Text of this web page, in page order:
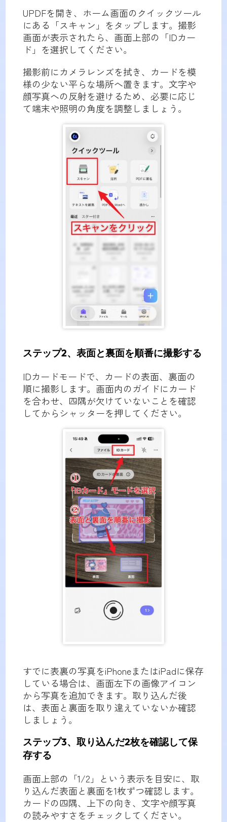
UPDFを開き、ホーム画面のクイックツール
にある「スキャン」をタップします。撮影
画面が表示されたら、画面上部の「IDカー
ド」を選択してください。
撮影前にカメラレンズを拭き、カードを模
様の少ない平らな場所へ置きます。文字や
顔写真への反射を避けるため、必要に応じ
て端末や照明の角度を調整しましょう。
ステップ2、表面と裏面を順番に撮影する
IDカードモードで、カードの表面、裏面の
順に撮影します。画面内のガイドにカード
を合わせ、四隅が欠けていないことを確認
してからシャッターを押してください。
すでに表裏の写真をiPhoneまたはiPadに保存
している場合は、画面左下の画像アイコン
から写真を追加できます。取り込んだ後
は、表面と裏面を取り違えていないか確認
しましょう。
ステップ3、取り込んだ2枚を確認して保
存する
画面上部の「1/2」という表示を目安に、取
り込んだ表面と裏面を1枚ずつ確認します。
カードの四隅、上下の向き、文字や顔写真
の読みやすさをチェックしてください。